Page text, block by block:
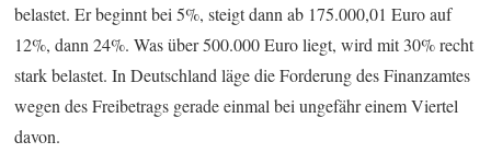
belastet. Er beginnt bei 5%, steigt dann ab 175.000,01 Euro auf
12%, dann 24%. Was über 500.000 Euro liegt, wird mit 30% recht
stark belastet. In Deutschland läge die Forderung des Finanzamtes
wegen des Freibetrags gerade einmal bei ungefähr einem Viertel
davon.